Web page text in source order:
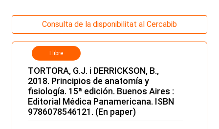
Consulta de la disponibilitat al Cercabib
Llibre
TORTORA, G.J. i DERRICKSON, B.,
2018. Principios de anatomía y
fisiología. 15ª edición. Buenos Aires :
Editorial Médica Panamericana. ISBN
9786078546121. (En paper)